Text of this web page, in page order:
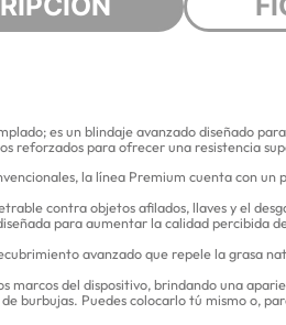
es un blindaje avanzado diseñado
reforzados para ofrecer una resistencia
la línea Premium cuenta con
contra objetos afilados, llaves y el
para aumentar la calidad percibida
avanzado que repele la grasa
marcos del dispositivo, brindando una
burbujas. Puedes colocarlo tú mismo o,